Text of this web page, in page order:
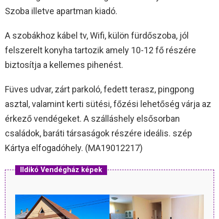
Szoba illetve apartman kiadó.
A szobákhoz kábel tv, Wifi, külön fürdőszoba, jól
felszerelt konyha tartozik amely 10-12 fő részére
biztosítja a kellemes pihenést.
Füves udvar, zárt parkoló, fedett terasz, pingpong
asztal, valamint kerti sütési, főzési lehetőség várja az
érkező vendégeket. A szálláshely elsősorban
családok, baráti társaságok részére ideális. szép
Kártya elfogadóhely. (MA19012217)
Ildikó Vendégház képek